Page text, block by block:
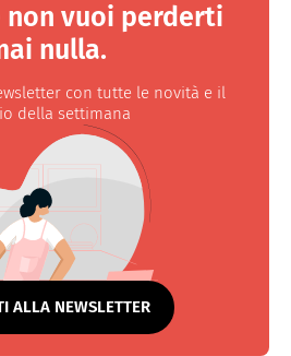
non vuoi perderti
nulla.
con tutte le novità e il
della settimana
ALLA NEWSLETTER